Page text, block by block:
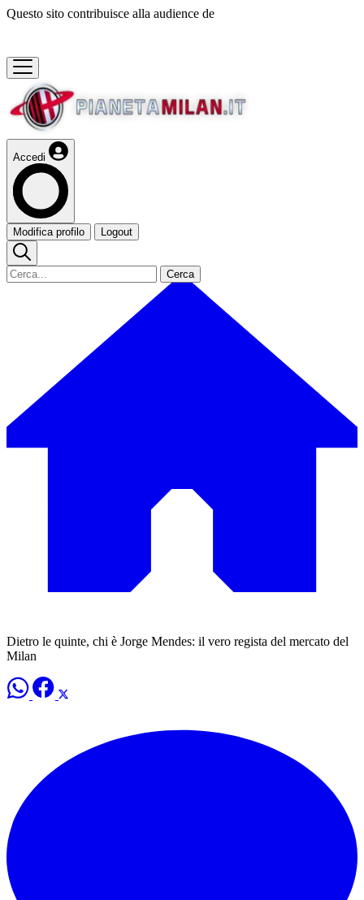
Questo sito contribuisce alla audience de
Accedi
Modifica profilo Logout
Cerca
Dietro le quinte, chi è Jorge Mendes: il vero regista del mercato del
Milan